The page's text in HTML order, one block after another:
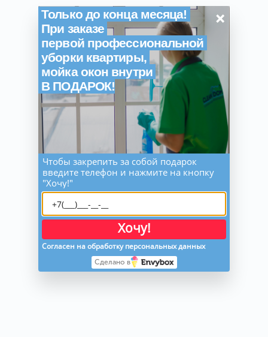
Только до конца месяца!
При заказе
первой профессиональной
уборки квартиры,
мойка окон внутри
В ПОДАРОК!
×
Чтобы закрепить за собой подарок
введите телефон и нажмите на кнопку
"Хочу!"
Хочу!
Согласен на обработку персональных данных
Сделано в